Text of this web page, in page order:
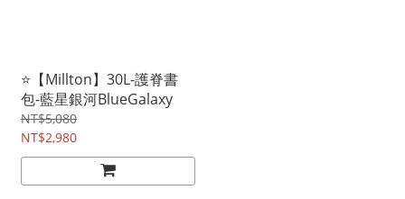
⭐【Millton】30L-護脊書
包-藍星銀河BlueGalaxy
NT$5,080
NT$2,980